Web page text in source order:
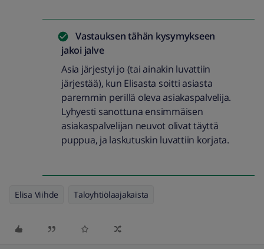
Vastauksen tähän kysymykseen
jakoi jalve
Asia järjestyi jo (tai ainakin luvattiin
järjestää), kun Elisasta soitti asiasta
paremmin perillä oleva asiakaspalvelija.
Lyhyesti sanottuna ensimmäisen
asiakaspalvelijan neuvot olivat täyttä
puppua, ja laskutuskin luvattiin korjata.
Elisa Viihde Taloyhtiölaajakaista